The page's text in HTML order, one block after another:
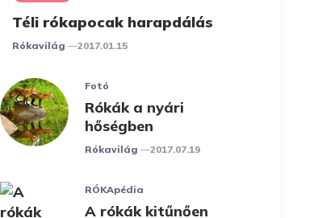
Téli rókapocak harapdálás
Posted
Rókavilág 2017.01.15
Fotó
Rókák a nyári
hőségben
Posted
Rókavilág 2017.07.19
RÓKApédia
A rókák kitűnően